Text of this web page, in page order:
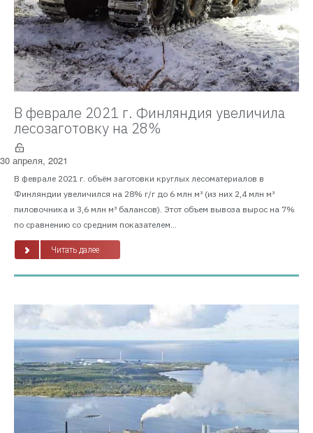
В феврале 2021 г. Финляндия увеличила
лесозаготовку на 28%
30 апреля, 2021
В феврале 2021 г. объём заготовки круглых лесоматериалов в
Финляндии увеличился на 28% г/г до 6 млн м³ (из них 2,4 млн м³
пиловочника и 3,6 млн м³ балансов). Этот объем вывоза вырос на 7%
по сравнению со средним показателем...
Читать далее